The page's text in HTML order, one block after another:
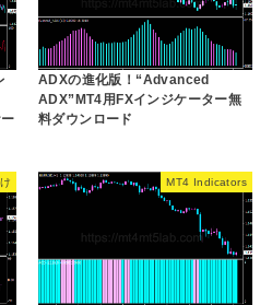
ADXの進化版！“Advanced
ADX”MT4用FXインジケーター無
料ダウンロード
MT4 Indicators